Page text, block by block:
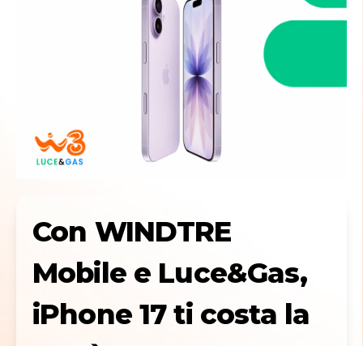
Con WINDTRE
Mobile e Luce&Gas,
iPhone 17 ti costa la